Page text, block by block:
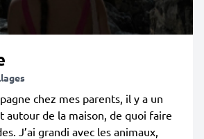
chez mes parents, il y a un
autour de la maison, de quoi faire
J’ai grandi avec les animaux,